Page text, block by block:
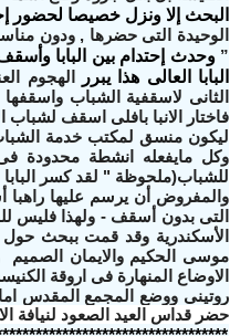
البحث إلا ونزل خصيصا لحضور
الوحيدة التى حضرها , ودون
” وحدث إحتدام بين البابا
البابا العالى هذا يبرر
الهجوم
الثانى لاسقفية الشباب
فاختار الانبا بافلى اسقف لشباب
ليكون منسق لمكتب خدمة
للشباب(ملحوظة " لقد كسر
والمفروض أن يرسم عليها راهبا
التى بدون أسقف - ولهذا فليس
الأسكندرية وقد قمت ببحث
موسى الحكيم والايمان
الاوضاع المنهارة فى اروقة
روتينى ووضع المجمع المقدس امام
حضر قداس العيد الصعود لنيافة